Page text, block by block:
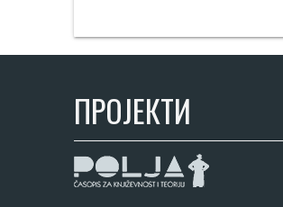
ПРОЈЕКТИ